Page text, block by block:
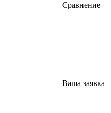
Сравнение
Ваша заявка